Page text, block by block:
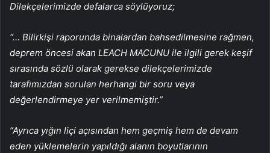
Dilekçelerimizde defalarca söylüyoruz;
“… Bilirkişi raporunda binalardan bahsedilmesine rağmen,
deprem öncesi akan LEACH MACUNU ile ilgili gerek keşif
sırasında sözlü olarak gerekse dilekçelerimizde
tarafımızdan sorulan herhangi bir soru veya
değerlendirmeye yer verilmemiştir.”
“Ayrıca yığın liçi açısından hem geçmiş hem de devam
eden yüklemelerin yapıldığı alanın boyutlarının